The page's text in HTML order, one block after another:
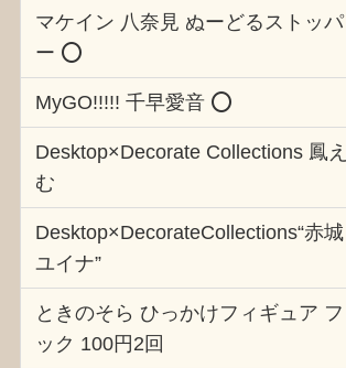
マケイン 八奈見 ぬーどるストッパ
ー ⭕️
MyGO!!!!! 千早愛音 ⭕️
Desktop×Decorate Collections 鳳え
む
Desktop×DecorateCollections“赤城
ユイナ”
ときのそら ひっかけフィギュア フ
ック 100円2回